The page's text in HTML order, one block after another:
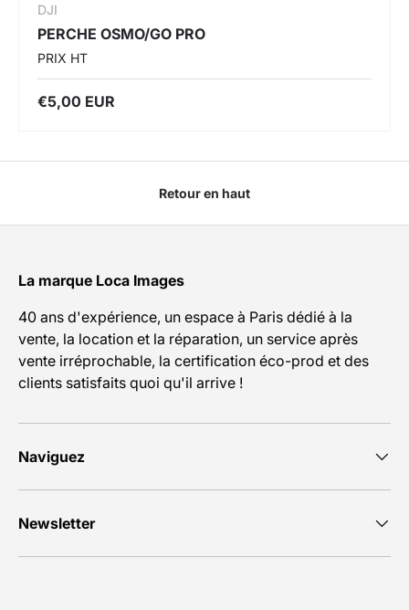
DJI
PERCHE OSMO/GO PRO
PRIX HT
€5,00 EUR
Retour en haut
La marque Loca Images
40 ans d'expérience, un espace à Paris dédié à la
vente, la location et la réparation, un service après
vente irréprochable, la certification éco-prod et des
clients satisfaits quoi qu'il arrive !
Naviguez
Newsletter